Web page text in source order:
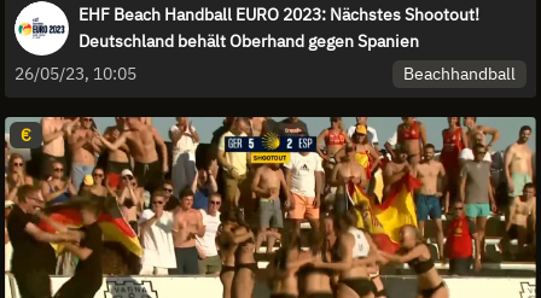
EHF Beach Handball EURO 2023: Nächstes Shootout!
Deutschland behält Oberhand gegen Spanien
26/05/23, 10:05
Beachhandball
€